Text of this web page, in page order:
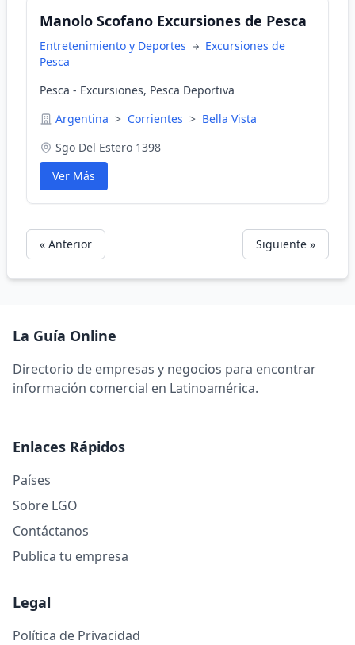
Manolo Scofano Excursiones de Pesca
Entretenimiento y Deportes
Excursiones de
Pesca
Pesca - Excursiones, Pesca Deportiva
Argentina > Corrientes > Bella Vista
Sgo Del Estero 1398
Ver Más
« Anterior Siguiente »
La Guía Online
Directorio de empresas y negocios para encontrar
información comercial en Latinoamérica.
Enlaces Rápidos
Países
Sobre LGO
Contáctanos
Publica tu empresa
Legal
Política de Privacidad